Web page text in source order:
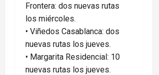
Frontera: dos nuevas rutas
los miércoles.
•⁠ ⁠Viñedos Casablanca: dos
nuevas rutas los jueves.
•⁠ ⁠Margarita Residencial: 10
nuevas rutas los jueves.